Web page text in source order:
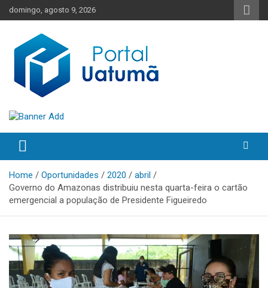
Skip
to
domingo, agosto 9, 2026
Portal Uatumã
Home Oportunidades 2020
abril
Governo do Amazonas distribuiu nesta quarta-feira o cartão
emergencial a população de Presidente Figueiredo